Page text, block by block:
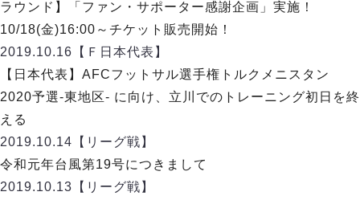
試合日程
順位表
戦績表
警告・退場・出場停止選手
個人ランキング｜ゴール
個人ランキング｜シュート
個人ランキング｜シュート成功率
個人ランキング｜第2PK
名古屋オーシャンズ
シュライカー大阪
ボルクバレット北九州
バサジィ大分
メットライフ生命Ｆ２リーグ
ヴォスクオーレ仙台
マルバ水戸FC
日本フットサルリーグについて
大会概要
リーグ要項
クラブライセンス関連
アリーナ観戦マナー&ルール
過去の試合記録
ディビジョン1 試合記録
ディビジョン2 試合記録
Ｆリーグカップ 試合記録
リーグ統計データ
プロジェクト PROJECT
ABeam AWARD
DIVISION 01
ラウンド】「ファン・サポーター感謝企画」実施！
10/18(金)16:00～チケット販売開始！
2019.10.16 【Ｆ日本代表】
【日本代表】AFCフットサル選手権トルクメニスタン
2020予選-東地区- に向け、立川でのトレーニング初日を終
える
2019.10.14 【リーグ戦】
令和元年台風第19号につきまして
2019.10.13 【リーグ戦】